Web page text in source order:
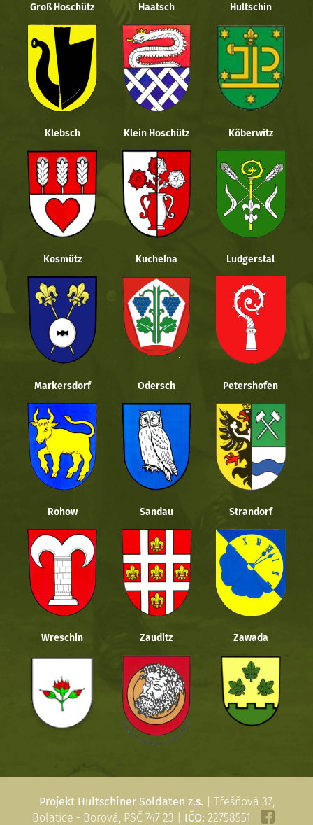
Groß Hoschütz Haatsch Hultschin
Klebsch Klein Hoschütz Köberwitz
Kosmütz Kuchelna Ludgerstal
Markersdorf Odersch Petershofen
Rohow Sandau Strandorf
Wreschin Zauditz Zawada
Projekt Hultschiner Soldaten z.s. | Třešňová 37,
Bolatice - Borová, PSČ 747 23 | IČO: 22758551